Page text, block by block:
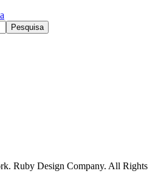
Ruby Design Company. All Rights